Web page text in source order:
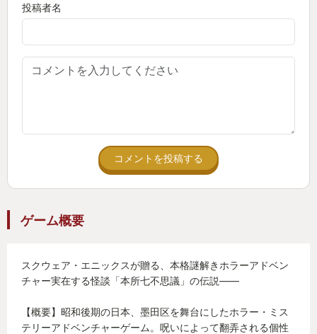
投稿者名
コメントを投稿する
ゲーム概要
スクウェア・エニックスが贈る、本格謎解きホラーアドベン
チャー実在する怪談「本所七不思議」の伝説――
【概要】昭和後期の日本、墨田区を舞台にしたホラー・ミス
テリーアドベンチャーゲーム。呪いによって翻弄される個性